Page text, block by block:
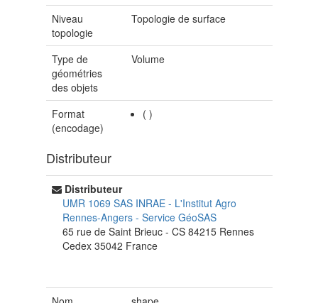
Niveau
topologie
Topologie de surface
Type de
géométries
des objets
Volume
Format
(encodage)
()
Distributeur
Distributeur
UMR 1069 SAS INRAE - L'Institut Agro
Rennes-Angers - Service GéoSAS
65 rue de Saint Brieuc - CS 84215 Rennes
Cedex 35042 France